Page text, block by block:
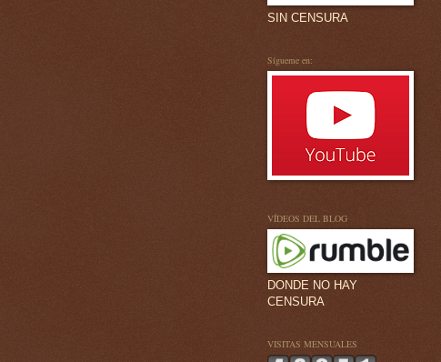
SIN CENSURA
Sígueme en:
VÍDEOS DEL BLOG
DONDE NO HAY
CENSURA
VISITAS MENSUALES